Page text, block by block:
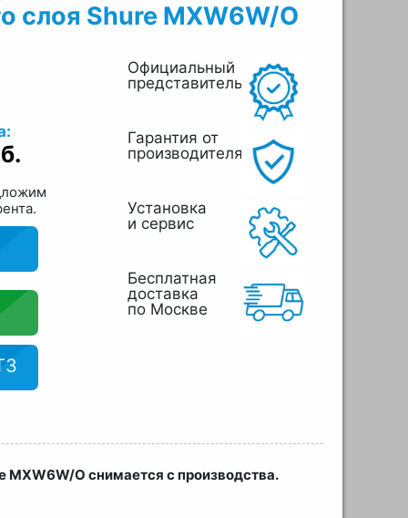
слоя Shure MXW6W/O
Официальный
представитель
Гарантия от
производителя
Установка
и сервис
Бесплатная
доставка
по Москве
MXW6W/O снимается с производства.